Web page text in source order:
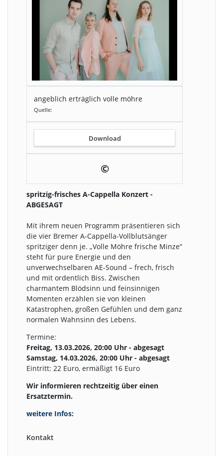
angeblich erträglich volle möhre
Quelle:
Download
©
spritzig-frisches A-Cappella Konzert -
ABGESAGT
Mit ihrem neuen Programm präsentieren sich
die vier Bremer A-Cappella-Vollblutsänger
spritziger denn je. „Volle Möhre frische Minze“
steht für pure Energie und den
unverwechselbaren AE-Sound – frech, frisch
und mit ordentlich Biss. Zwischen
charmantem Blödsinn und feinsinnigen
Momenten erzählen sie von kleinen
Katastrophen, großen Gefühlen und dem ganz
normalen Wahnsinn des Lebens.
Termine:
Freitag, 13.03.2026, 20:00 Uhr - abgesagt
Samstag, 14.03.2026, 20:00 Uhr - abgesagt
Eintritt: 22 Euro, ermäßigt 16 Euro
Wir informieren rechtzeitig über einen
Ersatztermin.
weitere Infos:
Kontakt